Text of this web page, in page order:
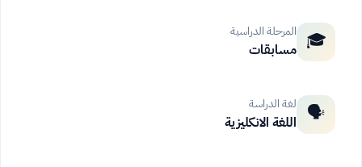
🎓 المرحلة الدراسية
مسابقات
🗣️ لغة الدراسة
اللغة الانكليزية